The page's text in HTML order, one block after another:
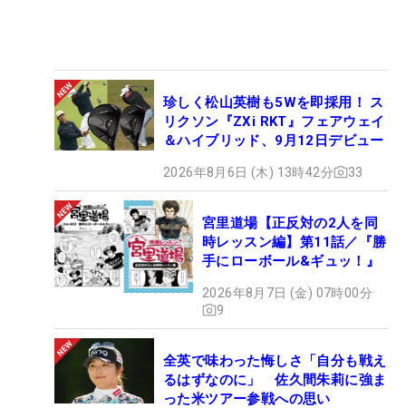
珍しく松山英樹も5Wを即採用！ ス
リクソン『ZXi RKT』フェアウェイ
＆ハイブリッド、9月12日デビュー
2026年8月6日 (木) 13時42分 33
宮里道場【正反対の2人を同
時レッスン編】第11話／『勝
手にローボール&ギュッ！』
2026年8月7日 (金) 07時00分
9
全英で味わった悔しさ「自分も戦え
るはずなのに」 佐久間朱莉に強ま
った米ツアー参戦への思い